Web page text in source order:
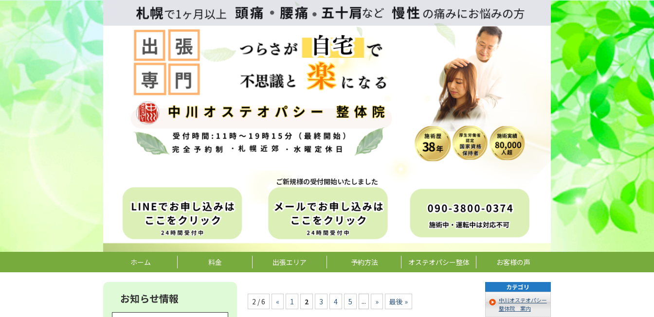
ご新規様の受付開始いたしました
ホーム 料金 出張エリア 予約方法 オステオパシー整体
お客様の声
お知らせ情報 2 / 6 « 1 2 3 4 5 ... » 最後 »
カテゴリ
中川オステオパシー
整体院 案内